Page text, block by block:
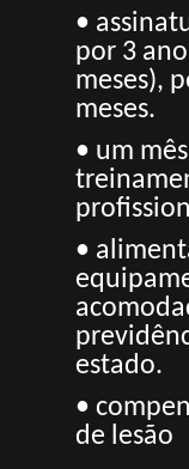
•
por 3
meses),
meses.
• um
•
estado.
•
de lesão